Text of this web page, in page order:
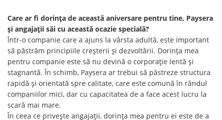
Care ar fi dorința de această aniversare pentru tine, Paysera
și angajații săi cu această ocazie specială?
Într-o companie care a ajuns la vârsta adultă, este important
să păstrăm principiile creșterii și dezvoltării. Dorința mea
pentru companie este să nu devină o corporație lentă și
stagnantă. În schimb, Paysera ar trebui să păstreze structura
rapidă și orientată spre calitate, care este comună în rândul
companiilor mici, dar cu capacitatea de a face acest lucru la
scară mai mare.
În ceea ce privește angajații, dorința mea pentru ei este de a